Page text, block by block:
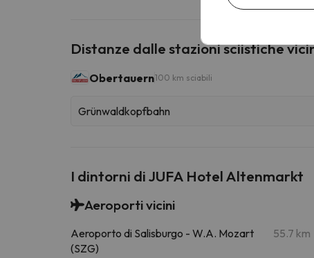
Distanze dalle stazioni sciistiche
Obertauern100 km sciabili
Grünwaldkopfbahn
I dintorni di JUFA Hotel Altenmarkt
Aeroporti vicini
Aeroporto di Salisburgo - W.A. Mozart
(SZG)
55.7 km